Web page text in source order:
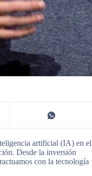
artificial (IA) en el
Desde la inversión
con la tecnología